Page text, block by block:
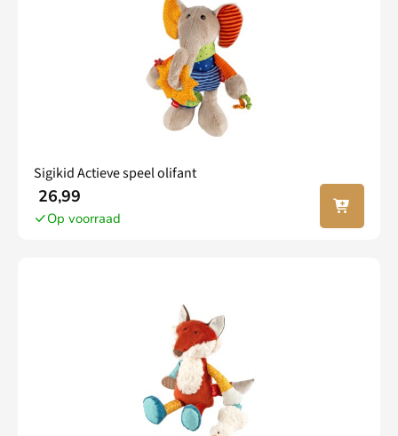
Sigikid Actieve speel olifant
26,99
Op voorraad
In jouw
winkel